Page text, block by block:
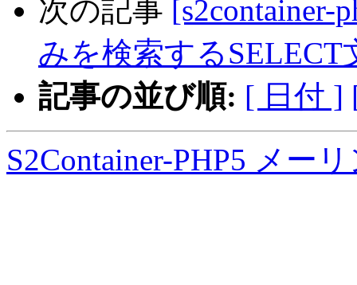
次の記事
みを検索するSELECT
記事の並び順: [ 日付 ]
S2Container-PHP5 メー